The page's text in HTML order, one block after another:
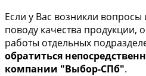
Если у Вас возникли
поводу качества продукции,
работы отдельных
обратиться
компании "Выбор-СПб".